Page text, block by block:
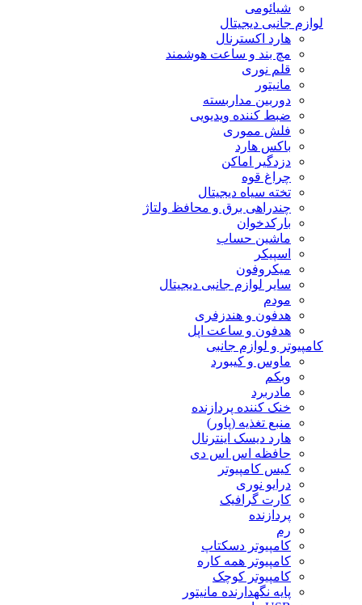
شیائومی
لوازم جانبی دیجیتال
هارد اکسترنال
مچ بند و ساعت هوشمند
قلم نوری
مانیتور
دوربین مداربسته
ضبط کننده ویدیویی
فلش مموری
باکس هارد
دزدگیر اماکن
چراغ قوه
تخته سیاه دیجیتال
چندراهی برق و محافظ ولتاژ
بارکدخوان
ماشین حساب
اسپیکر
میکروفون
سایر لوازم جانبی دیجیتال
مودم
هدفون و هندزفری
هدفون و ساعت اپل
کامپیوتر و لوازم جانبی
ماوس و کیبورد
وبکم
مادربرد
خنک کننده پردازنده
منبع تغذیه (پاور)
هارد دیسک اینترنال
حافظه اس اس دی
کیس کامپیوتر
درایو نوری
کارت گرافیک
پردازنده
رم
کامپیوتر دسکتاپ
کامپیوتر همه کاره
کامپیوتر کوچک
پایه نگهدارنده مانیتور